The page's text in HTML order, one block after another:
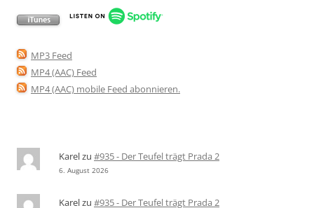
MP3 Feed
MP4 (AAC) Feed
MP4 (AAC) mobile Feed abonnieren.
Karelzu #935 - Der Teufel trägt Prada 2
6. August 2026
Karelzu #935 - Der Teufel trägt Prada 2